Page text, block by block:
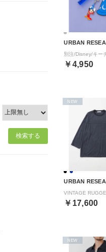
URBAN
￥4,950
URBAN
￥17,600
NEW
NEW